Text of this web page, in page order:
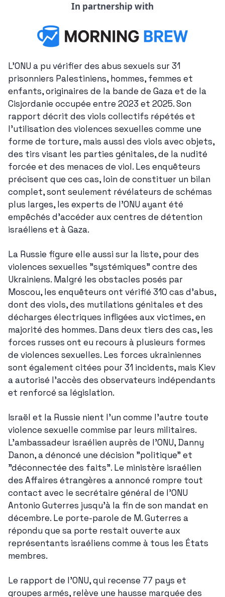
In partnership with
L'ONU a pu vérifier des abus sexuels sur 31
prisonniers Palestiniens, hommes, femmes et
enfants, originaires de la bande de Gaza et de la
Cisjordanie occupée entre 2023 et 2025. Son
rapport décrit des viols collectifs répétés et
l'utilisation des violences sexuelles comme une
forme de torture, mais aussi des viols avec objets,
des tirs visant les parties génitales, de la nudité
forcée et des menaces de viol. Les enquêteurs
précisent que ces cas, loin de constituer un bilan
complet, sont seulement révélateurs de schémas
plus larges, les experts de l'ONU ayant été
empêchés d'accéder aux centres de détention
israéliens et à Gaza.
La Russie figure elle aussi sur la liste, pour des
violences sexuelles "systémiques" contre des
Ukrainiens. Malgré les obstacles posés par
Moscou, les enquêteurs ont vérifié 310 cas d'abus,
dont des viols, des mutilations génitales et des
décharges électriques infligées aux victimes, en
majorité des hommes. Dans deux tiers des cas, les
forces russes ont eu recours à plusieurs formes
de violences sexuelles. Les forces ukrainiennes
sont également citées pour 31 incidents, mais Kiev
a autorisé l'accès des observateurs indépendants
et renforcé sa législation.
Israël et la Russie nient l'un comme l'autre toute
violence sexuelle commise par leurs militaires.
L'ambassadeur israélien auprès de l'ONU, Danny
Danon, a dénoncé une décision "politique" et
"déconnectée des faits". Le ministère israélien
des Affaires étrangères a annoncé rompre tout
contact avec le secrétaire général de l’ONU
Antonio Guterres jusqu'à la fin de son mandat en
décembre. Le porte-parole de M. Guterres a
répondu que sa porte restait ouverte aux
représentants israéliens comme à tous les États
membres.
Le rapport de l’ONU, qui recense 77 pays et
groupes armés, relève une hausse marquée des